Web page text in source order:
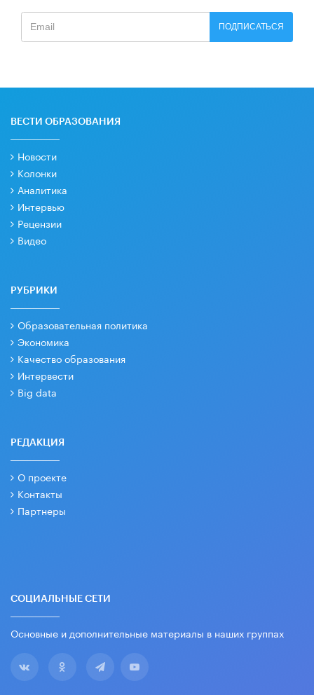
ПОДПИСАТЬСЯ
ВЕСТИ ОБРАЗОВАНИЯ
Новости
Колонки
Аналитика
Интервью
Рецензии
Видео
РУБРИКИ
Образовательная политика
Экономика
Качество образования
Интервести
Big data
РЕДАКЦИЯ
О проекте
Контакты
Партнеры
СОЦИАЛЬНЫЕ СЕТИ
Основные и дополнительные материалы в наших группах